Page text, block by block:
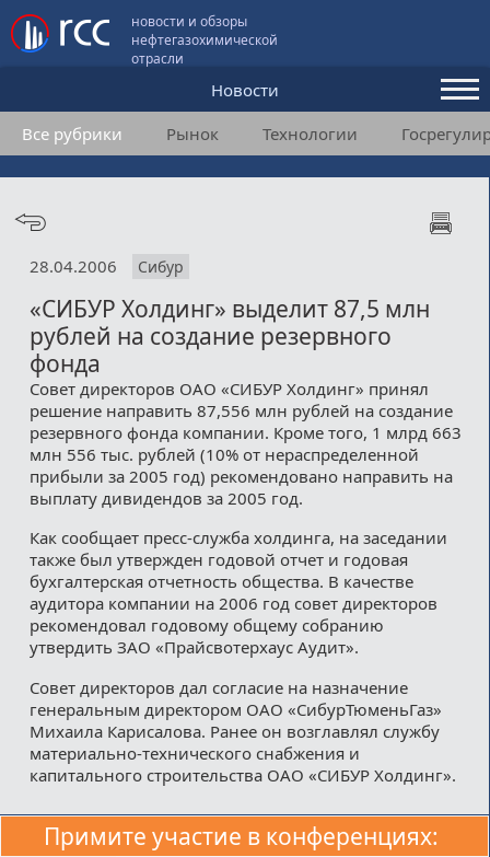
новости и обзоры
нефтегазохимической
отрасли
Новости
Аналитика и мнения
Конференции
Медиакит
Контакты
Все рубрики Рынок Технологии
28.04.2006 Сибур
«СИБУР Холдинг» выделит 87,5 млн
рублей на создание резервного
фонда
Совет директоров ОАО «СИБУР Холдинг» принял
решение направить 87,556 млн рублей на создание
резервного фонда компании. Кроме того, 1 млрд 663
млн 556 тыс. рублей (10% от нераспределенной
прибыли за 2005 год) рекомендовано направить на
выплату дивидендов за 2005 год.
Как сообщает пресс-служба холдинга, на заседании
также был утвержден годовой отчет и годовая
бухгалтерская отчетность общества. В качестве
аудитора компании на 2006 год совет директоров
рекомендовал годовому общему собранию
утвердить ЗАО «Прайсвотерхаус Аудит».
Совет директоров дал согласие на назначение
генеральным директором ОАО «СибурТюменьГаз»
Михаила Карисалова. Ранее он возглавлял службу
материально-технического снабжения и
капитального строительства ОАО «СИБУР Холдинг».
Примите участие в конференциях: